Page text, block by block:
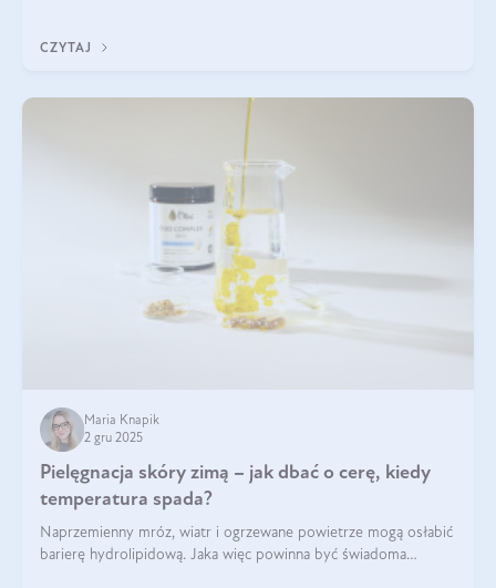
bydlęcy.
CZYTAJ
Maria Knapik
2 gru 2025
Pielęgnacja skóry zimą – jak dbać o cerę, kiedy
temperatura spada?
Naprzemienny mróz, wiatr i ogrzewane powietrze mogą osłabić
barierę hydrolipidową. Jaka więc powinna być świadoma